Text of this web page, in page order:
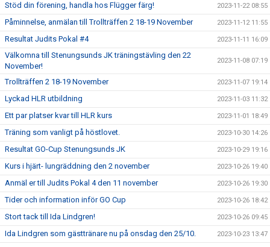
Stöd din förening, handla hos Flügger färg! 2023-11-22 08:55
Påminnelse, anmälan till Trollträffen 2 18-19 November 2023-11-12 11:55
Resultat Judits Pokal #4 2023-11-11 16:09
Välkomna till Stenungsunds JK träningstävling den 22
November!
2023-11-08 07:19
Trollträffen 2 18-19 November 2023-11-07 19:14
Lyckad HLR utbildning 2023-11-03 11:32
Ett par platser kvar till HLR kurs 2023-11-01 18:49
Träning som vanligt på höstlovet. 2023-10-30 14:26
Resultat GO-Cup Stenungsunds JK 2023-10-29 19:16
Kurs i hjärt- lungräddning den 2 november 2023-10-26 19:40
Anmäl er till Judits Pokal 4 den 11 november 2023-10-26 19:30
Tider och information inför GO Cup 2023-10-26 18:42
Stort tack till Ida Lindgren! 2023-10-26 09:45
Ida Lindgren som gästtränare nu på onsdag den 25/10. 2023-10-23 13:47